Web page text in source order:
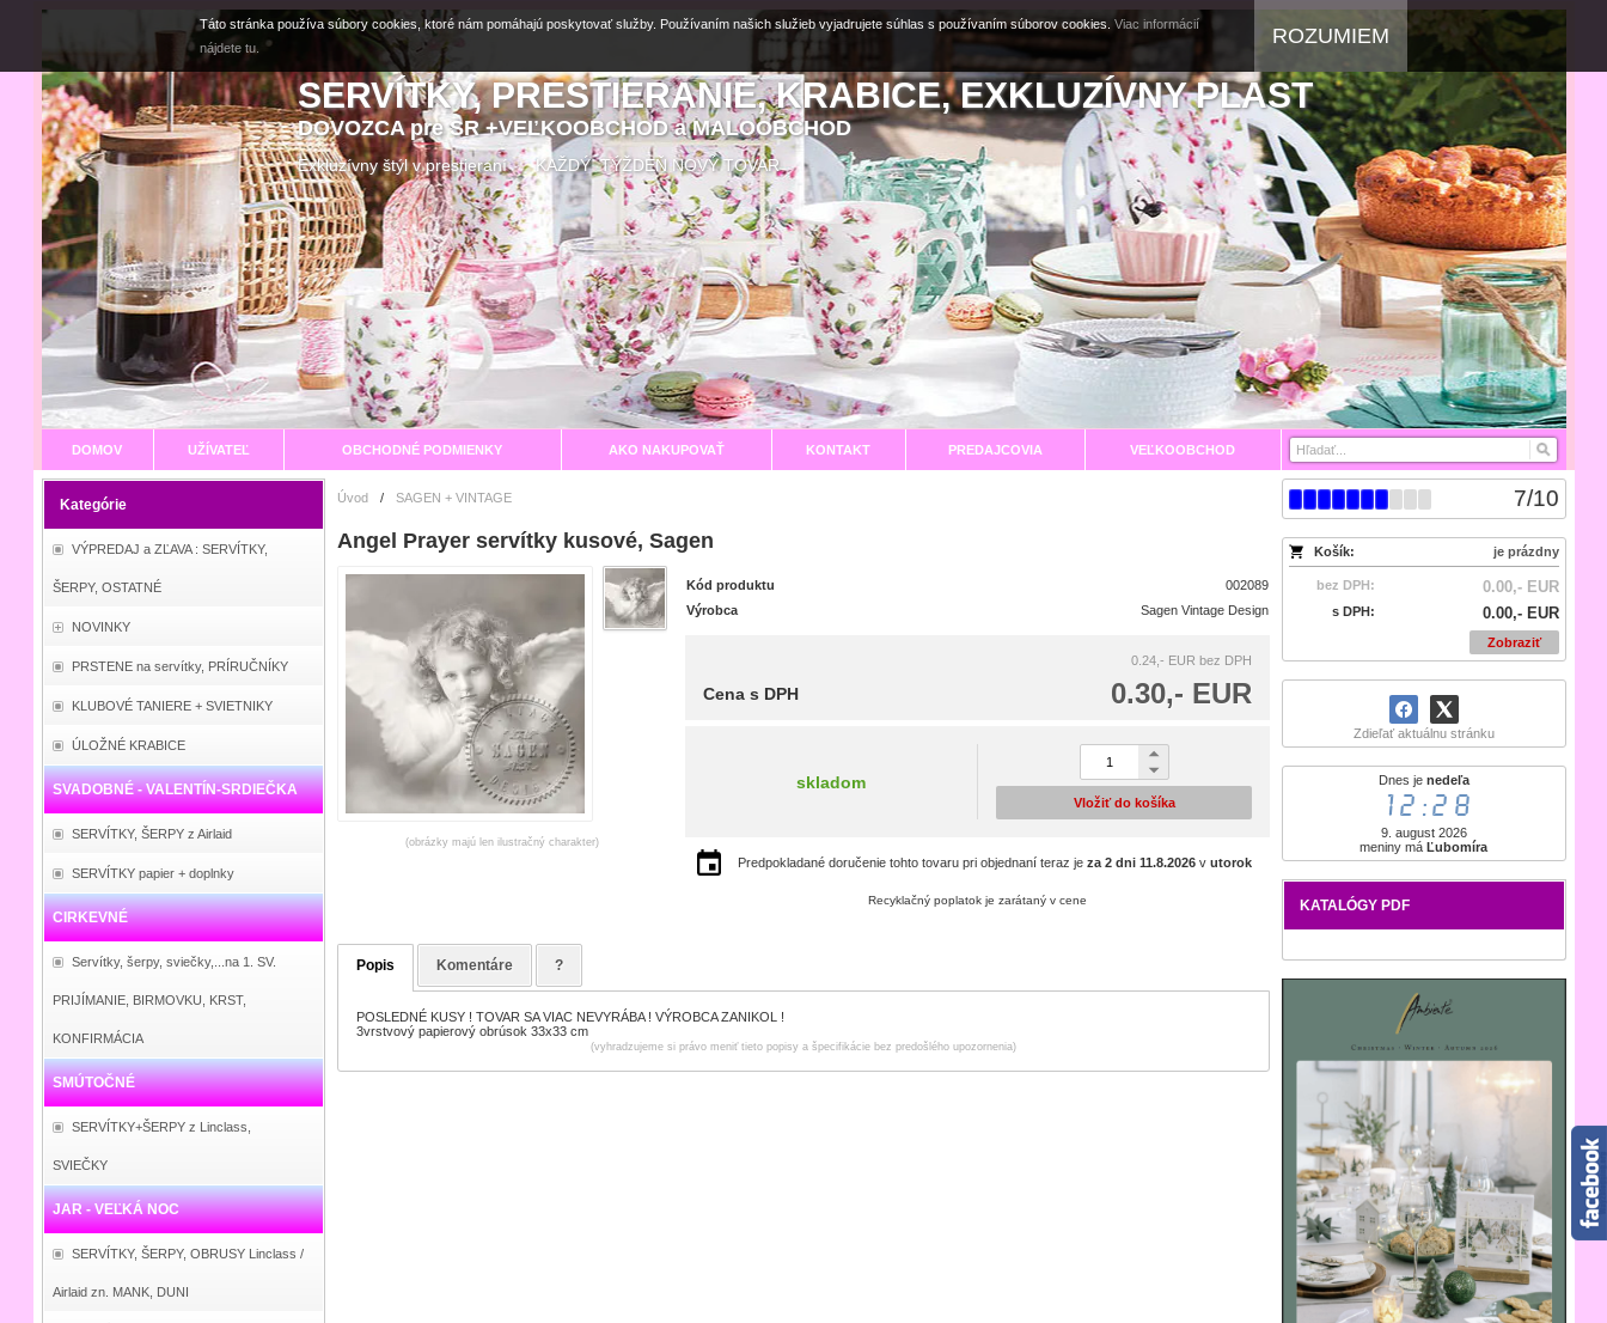
SERVÍTKY, PRESTIERANIE, KRABICE, EXKLUZÍVNY PLAST
DOVOZCA pre SR +VEĽKOOBCHOD a MALOOBCHOD
Exkluzívny štýl v prestieraní KAŽDÝ TÝŽDEŇ NOVÝ TOVAR
DOMOV UŽÍVATEĽ OBCHODNÉ PODMIENKY AKO NAKUPOVAŤ KONTAKT PREDAJCOVIA VEĽKOOBCHOD
Kategórie
VÝPREDAJ a ZĽAVA : SERVÍTKY,
ŠERPY, OSTATNÉ
NOVINKY
PRSTENE na servítky, PRÍRUČNÍKY
KLUBOVÉ TANIERE + SVIETNIKY
ÚLOŽNÉ KRABICE
SVADOBNÉ - VALENTÍN-SRDIEČKA
SERVÍTKY, ŠERPY z Airlaid
SERVÍTKY papier + doplnky
CIRKEVNÉ
Servítky, šerpy, sviečky,...na 1. SV.
PRIJÍMANIE, BIRMOVKU, KRST,
KONFIRMÁCIA
SMÚTOČNÉ
SERVÍTKY+ŠERPY z Linclass,
SVIEČKY
JAR - VEĽKÁ NOC
SERVÍTKY, ŠERPY, OBRUSY Linclass /
Airlaid zn. MANK, DUNI
7/10
Košík: je prázdny
bez DPH: 0.00,- EUR
s DPH: 0.00,- EUR
Zobraziť
Zdieľať aktuálnu stránku
Dnes je nedeľa
12:28
9. august 2026
meniny máĽubomíra
KATALÓGY PDF
Úvod / SAGEN + VINTAGE
Angel Prayer servítky kusové, Sagen
(obrázky majú len ilustračný charakter)
Kód produktu
002089
Výrobca
Sagen Vintage Design
0.24,- EUR bez DPH
0.30,- EUR
Cena s DPH
skladom
Vložiť do košíka
Predpokladané doručenie tohto tovaru pri objednaní teraz je za 2 dni 11.8.2026v utorok
Recyklačný poplatok je zarátaný v cene
Popis Komentáre ?
POSLEDNÉ KUSY ! TOVAR SA VIAC NEVYRÁBA ! VÝROBCA ZANIKOL !
3vrstvový papierový obrúsok 33x33 cm
(vyhradzujeme si právo meniť tieto popisy a špecifikácie bez predošlého upozornenia)
Táto stránka používa súbory cookies, ktoré nám pomáhajú poskytovať služby. Používaním našich služieb vyjadrujete súhlas s používaním súborov cookies. Viac informácií
nájdete tu.
ROZUMIEM